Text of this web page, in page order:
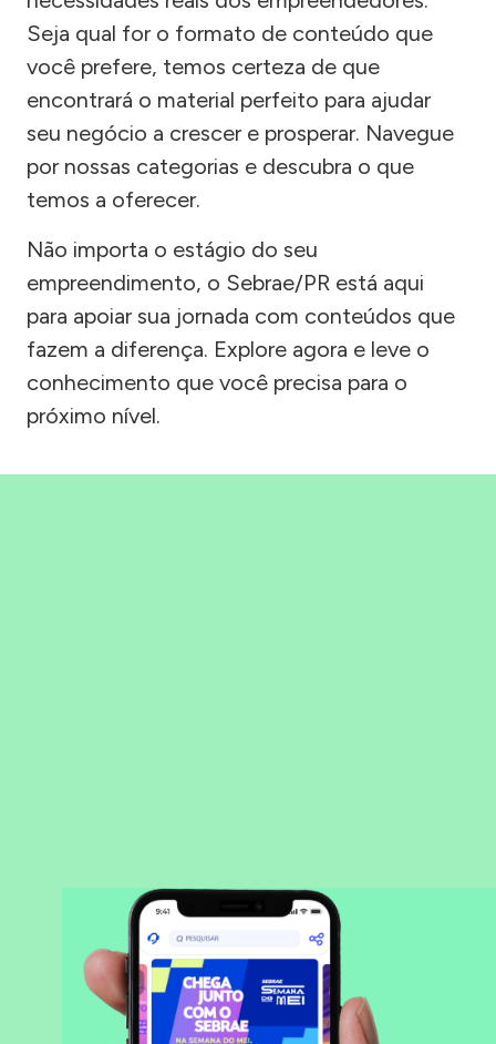
Seja qual for o formato de conteúdo que
você prefere, temos certeza de que
encontrará o material perfeito para ajudar
seu negócio a crescer e prosperar. Navegue
por nossas categorias e descubra o que
temos a oferecer.
Não importa o estágio do seu
empreendimento, o Sebrae/PR está aqui
para apoiar sua jornada com conteúdos que
fazem a diferença. Explore agora e leve o
conhecimento que você precisa para o
próximo nível.